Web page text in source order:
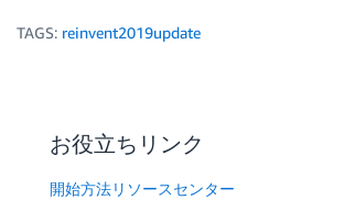
TAGS: reinvent2019update
お役立ちリンク
開始方法リソースセンター